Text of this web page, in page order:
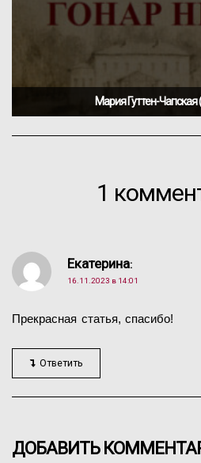
Мария Гуттен-
1
Екатерина:
16.11.2023 в 14:01
Прекрасная статья, спасибо!
Ответить
ДОБАВИТЬ